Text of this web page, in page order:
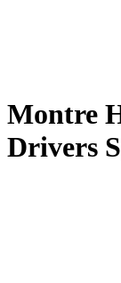
Montre
Drivers